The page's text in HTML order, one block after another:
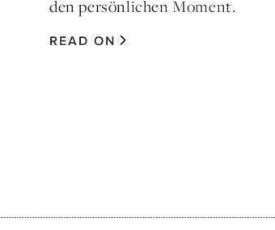
den persönlichen Moment.
READ ON